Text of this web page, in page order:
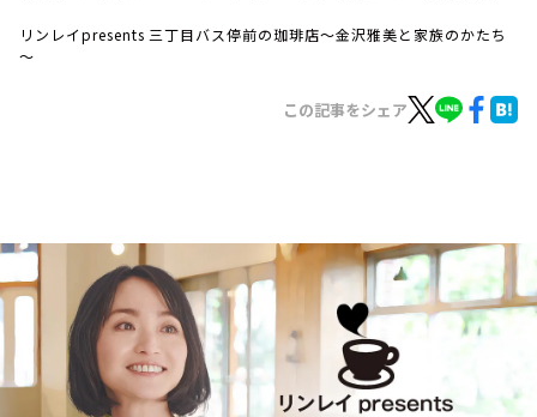
お知らせ
イベント・グッズ
YouTube
会社情報
リンレイpresents 三丁目バス停前の珈琲店～金沢雅美と家族のかたち
～
この記事をシェア